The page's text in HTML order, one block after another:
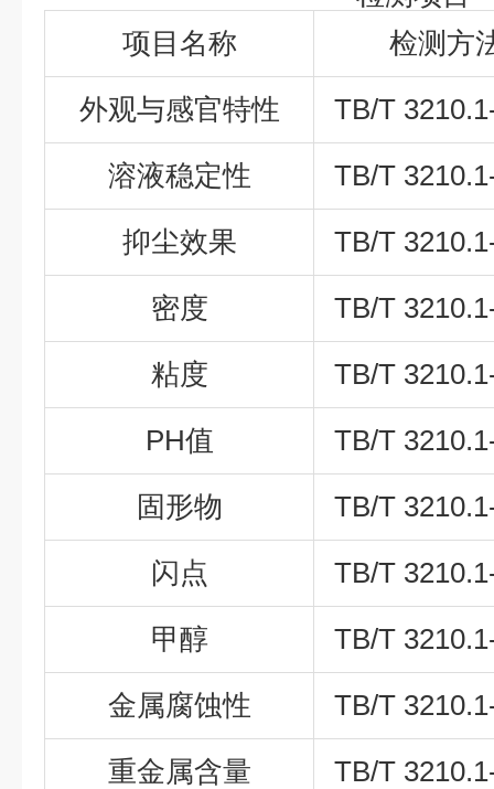
项目名称
检测方
外观与感官特性
TB/T
溶液稳定性
TB/T
抑尘效果
TB/T
密度
TB/T
粘度
TB/T
PH值
TB/T
固形物
TB/T
闪点
TB/T
甲醇
TB/T
金属腐蚀性
TB/T
重金属含量
TB/T